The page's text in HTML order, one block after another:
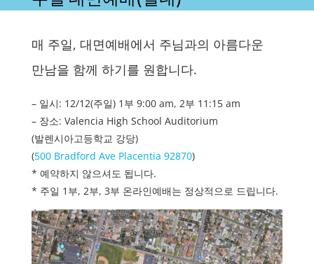
매 주일, 대면예배에서 주님과의 아름다운
만남을 함께 하기를 원합니다.
– 일시: 12/12(주일) 1부 9:00 am, 2부 11:15 am
– 장소: Valencia High School Auditorium
(발렌시아고등학교 강당)
(500 Bradford Ave Placentia 92870)
* 예약하지 않으셔도 됩니다.
* 주일 1부, 2부, 3부 온라인예배는 정상적으로 드립니다.